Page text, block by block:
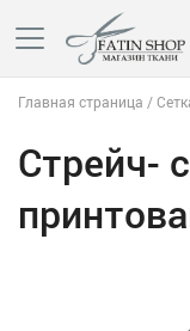
Главная страница /
Стрейч-